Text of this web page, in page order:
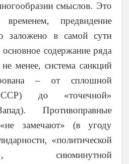
смыслов. Это
временем, предвидение
заложено в самой сути
основное содержание ряда
менее, система санкций
– от сплошной
до «точечной»
Противоправные
замечают» (в угоду
«политической
сиюминутной